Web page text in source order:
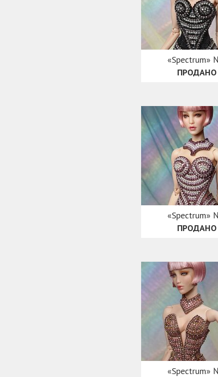
«Spectrum»
ПРОДАНО
«Spectrum»
ПРОДАНО
«Spectrum»